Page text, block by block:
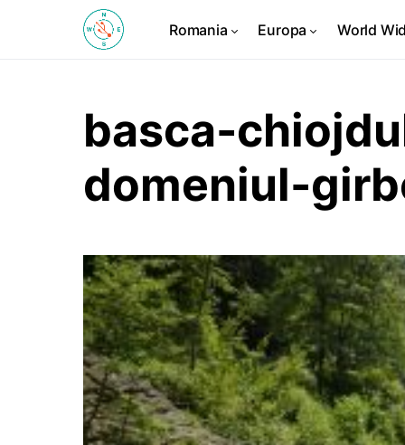
Romania Europa World
basca-
domeniul-